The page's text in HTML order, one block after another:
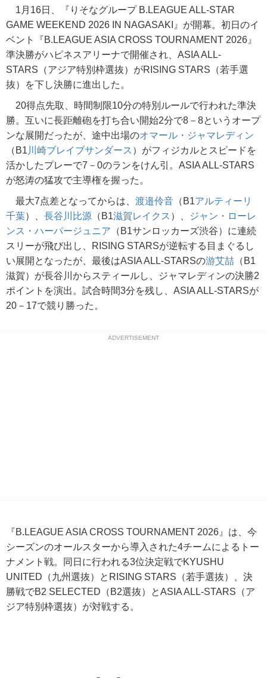
1月16日、『りそなグループ B.LEAGUE ALL-STAR
GAME WEEKEND 2026 IN NAGASAKI』が開幕。初日のイ
ベント『B.LEAGUE ASIA CROSS TOURNAMENT 2026』
準決勝がハピネスアリーナで開催され、ASIA ALL-
STARS（アジア特別枠選抜）がRISING STARS（若手選
抜）を下し決勝に進出した。
20得点先取、時間制限10分の特別ルールで行われた準決
勝。互いに長距離砲を打ち合い開始2分で8－8というオープ
ンな展開だったが、途中出場のオマール・ジャマレディン
（B1 川崎ブレイブサンダース ）がフィジカルとスピードを
活かしたプレーで7－0のランをけん引。ASIA ALL-STARS
が怒涛の猛攻で主導権を握った。
最大7点差となってからは、 渡邉伶音 （B1アルティーリ
千葉）、 長谷川比源 （B1滋賀レイクス ）、
ジャン・ローレ
ンス・ハーパージュニア （B1サンロッカーズ渋谷）に連続
スリーが飛び出し、RISING STARSが逆転する目まぐるし
い展開となったが、最後はASIA ALL-STARSの游艾喆 （B1
滋賀）が長谷川からスティールし、ジャマレディンの決勝2
ポイントを演出。試合時間3分を残し、ASIA ALL-STARSが
20－17で競り勝った。
ADVERTISEMENT
『B.LEAGUE ASIA CROSS TOURNAMENT 2026』は、今
シーズンのオールスターから導入された4チームによるトー
ナメント戦。同日に行われる3位決定戦でKYUSHU
UNITED（九州選抜）とRISING STARS（若手選抜）、決
勝戦でB2 SELECTED（B2選抜）とASIA ALL-STARS（ア
ジア特別枠選抜）が対戦する。